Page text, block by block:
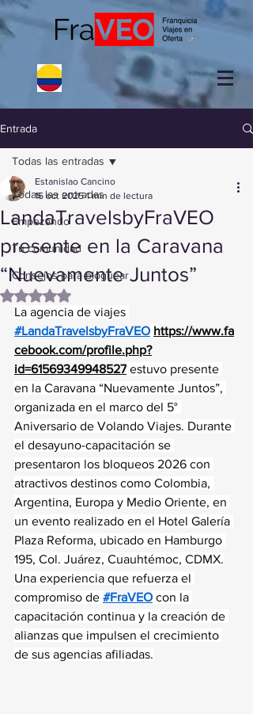
Entrada
Todas las entradas
Empezando
Tu comunidad
Consejos para bloguear
Todas las entradas
LandaTravelsbyFraVEO
presente en la Caravana
“Nuevamente Juntos”
Estanislao Cancino
16 oct 2025 1 min de lectura
Obtuvo NaN de 5 estrellas.
La agencia de viajes
#LandaTravelsbyFraVEO https://www.fa
cebook.com/profile.php?
id=61569349948527 estuvo presente
en la Caravana “Nuevamente Juntos”,
organizada en el marco del 5°
Aniversario de Volando Viajes. Durante
el desayuno-capacitación se
presentaron los bloqueos 2026 con
atractivos destinos como Colombia,
Argentina, Europa y Medio Oriente, en
un evento realizado en el Hotel Galería
Plaza Reforma, ubicado en Hamburgo
195, Col. Juárez, Cuauhtémoc, CDMX.
Una experiencia que refuerza el
compromiso de #FraVEO con la
capacitación continua y la creación de
alianzas que impulsen el crecimiento
de sus agencias afiliadas.